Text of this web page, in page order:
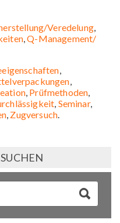
Veredelung,
,Q-Management/
,
,
, Prüfmethoden,
, Seminar,
, Zugversuch.